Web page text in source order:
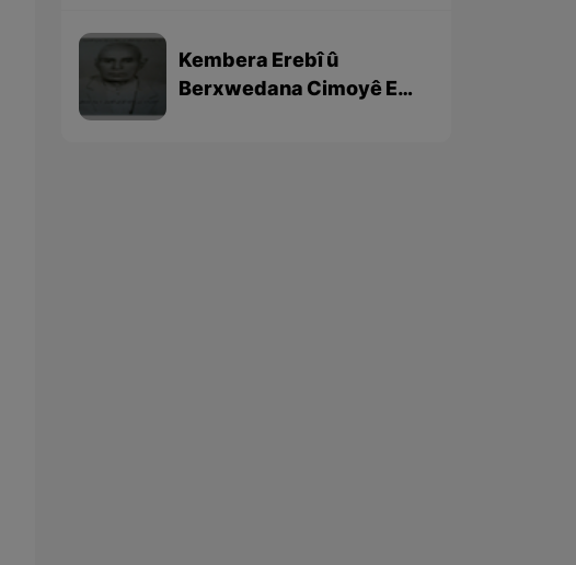
Kembera Erebî û
Berxwedana Cimoyê EL